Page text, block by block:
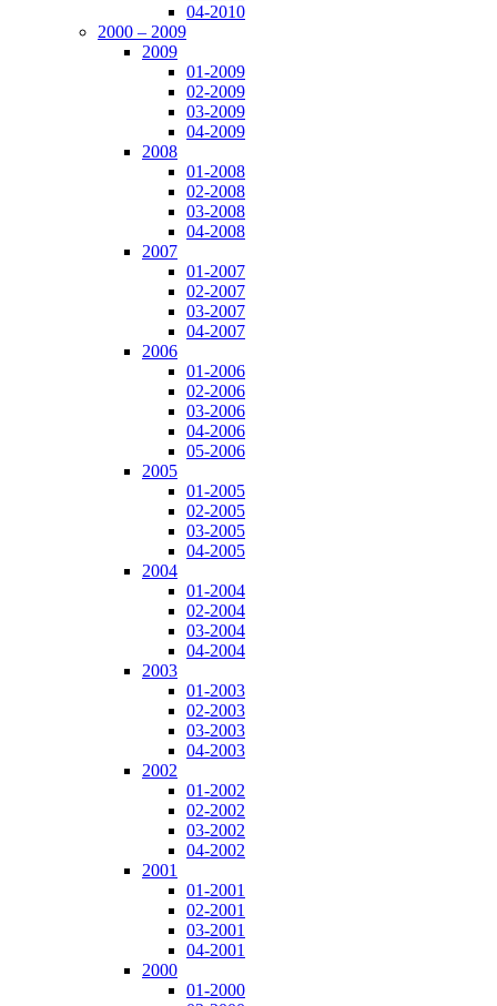
04-2010
2000 – 2009
2009
01-2009
02-2009
03-2009
04-2009
2008
01-2008
02-2008
03-2008
04-2008
2007
01-2007
02-2007
03-2007
04-2007
2006
01-2006
02-2006
03-2006
04-2006
05-2006
2005
01-2005
02-2005
03-2005
04-2005
2004
01-2004
02-2004
03-2004
04-2004
2003
01-2003
02-2003
03-2003
04-2003
2002
01-2002
02-2002
03-2002
04-2002
2001
01-2001
02-2001
03-2001
04-2001
2000
01-2000